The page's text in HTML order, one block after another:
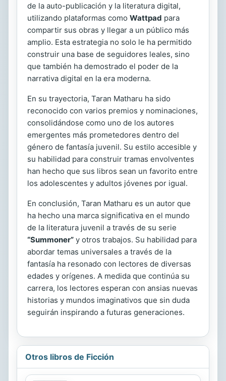
de la auto-publicación y la literatura digital,
utilizando plataformas como Wattpad para
compartir sus obras y llegar a un público más
amplio. Esta estrategia no solo le ha permitido
construir una base de seguidores leales, sino
que también ha demostrado el poder de la
narrativa digital en la era moderna.
En su trayectoria, Taran Matharu ha sido
reconocido con varios premios y nominaciones,
consolidándose como uno de los autores
emergentes más prometedores dentro del
género de fantasía juvenil. Su estilo accesible y
su habilidad para construir tramas envolventes
han hecho que sus libros sean un favorito entre
los adolescentes y adultos jóvenes por igual.
En conclusión, Taran Matharu es un autor que
ha hecho una marca significativa en el mundo
de la literatura juvenil a través de su serie
“Summoner” y otros trabajos. Su habilidad para
abordar temas universales a través de la
fantasía ha resonado con lectores de diversas
edades y orígenes. A medida que continúa su
carrera, los lectores esperan con ansias nuevas
historias y mundos imaginativos que sin duda
seguirán inspirando a futuras generaciones.
Otros libros de Ficción